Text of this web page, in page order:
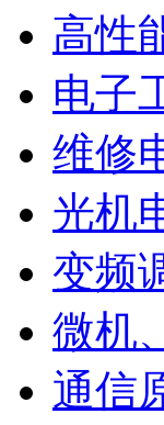
高性
电子
维修
光机
变频
微机
通信